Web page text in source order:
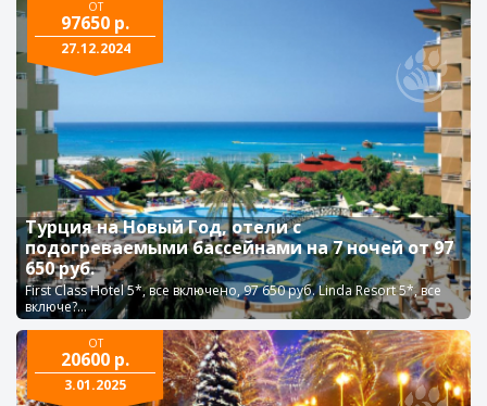
ОТ
97650 р.
27.12.2024
Турция на Новый Год, отели с
подогреваемыми бассейнами на 7 ночей от 97
650 руб.
First Class Hotel 5*, все включено, 97 650 руб. Linda Resort 5*, все
включе?...
ОТ
20600 р.
3.01.2025